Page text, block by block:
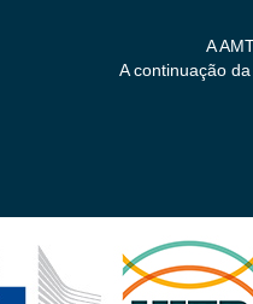
A
A continuação